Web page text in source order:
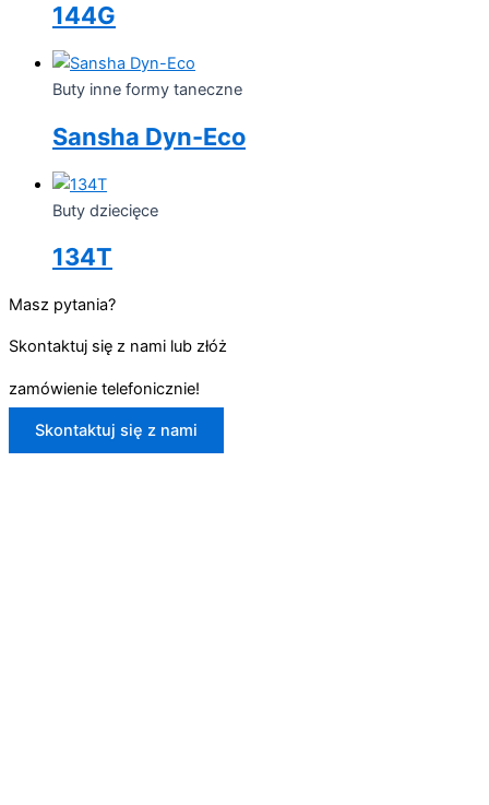
144G
Buty inne formy taneczne
Sansha Dyn-Eco
Buty dziecięce
134T
Masz pytania?
Skontaktuj się z nami lub złóż
zamówienie telefonicznie!
Skontaktuj się z nami